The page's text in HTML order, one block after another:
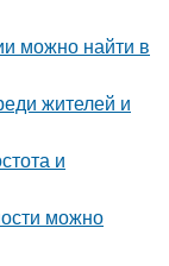
можно найти в
жителей и
и
можно